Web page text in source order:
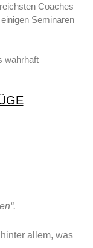
Coaches
Seminaren
wahrhaft
allem, was